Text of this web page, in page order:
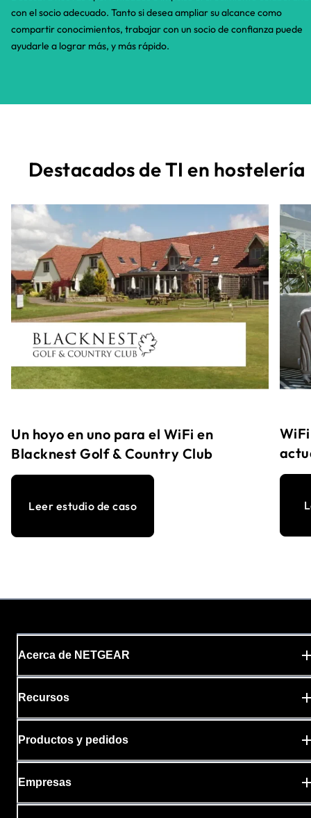
con el socio adecuado. Tanto si desea ampliar su alcance como
compartir conocimientos, trabajar con un socio de confianza puede
ayudarle a lograr más, y más rápido.​
Destacados de TI en hostelería
Un hoyo en uno para el WiFi en
Blacknest Golf & Country Club
Leer estudio de caso
Acerca de NETGEAR
Recursos
Productos y pedidos
Empresas